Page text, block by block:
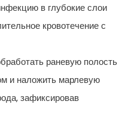
в глубокие слои
кровотечение с
раневую полость
и наложить марлевую
зафиксировав